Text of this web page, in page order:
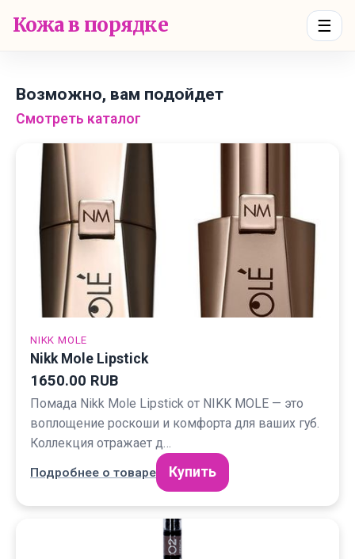
Кожа в порядке ☰
Возможно, вам подойдет
Смотреть каталог
NIKK MOLE
Nikk Mole Lipstick
1650.00 RUB
Помада Nikk Mole Lipstick от NIKK MOLE — это
воплощение роскоши и комфорта для ваших губ.
Коллекция отражает д…
Подробнее о товаре Купить